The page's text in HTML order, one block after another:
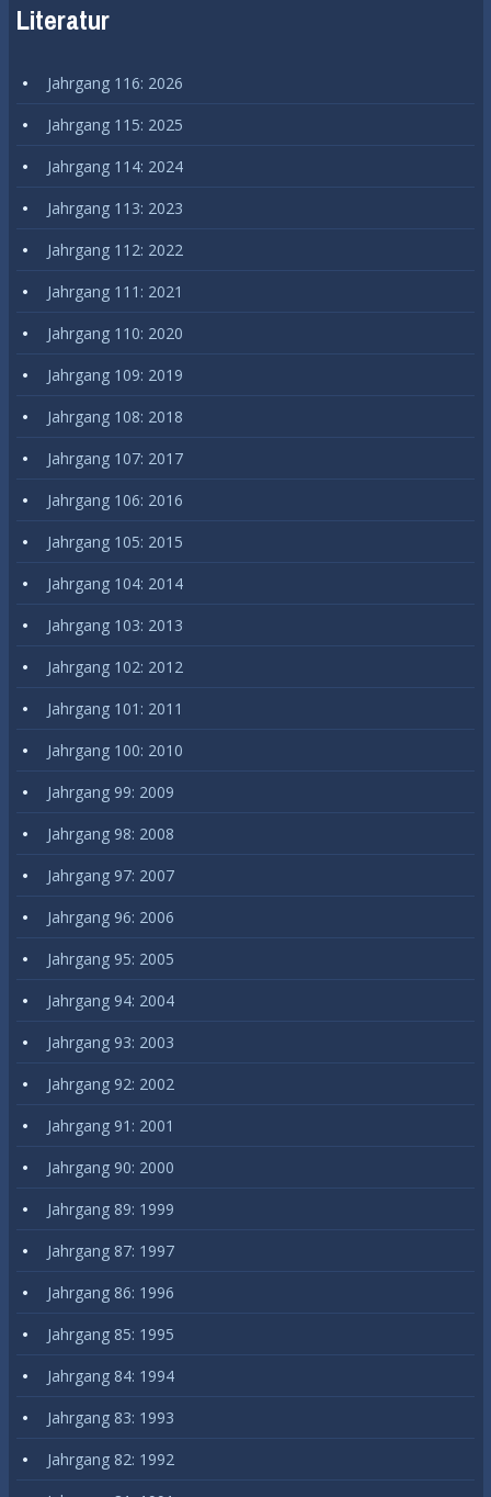
Literatur
Jahrgang 116: 2026
Jahrgang 115: 2025
Jahrgang 114: 2024
Jahrgang 113: 2023
Jahrgang 112: 2022
Jahrgang 111: 2021
Jahrgang 110: 2020
Jahrgang 109: 2019
Jahrgang 108: 2018
Jahrgang 107: 2017
Jahrgang 106: 2016
Jahrgang 105: 2015
Jahrgang 104: 2014
Jahrgang 103: 2013
Jahrgang 102: 2012
Jahrgang 101: 2011
Jahrgang 100: 2010
Jahrgang 99: 2009
Jahrgang 98: 2008
Jahrgang 97: 2007
Jahrgang 96: 2006
Jahrgang 95: 2005
Jahrgang 94: 2004
Jahrgang 93: 2003
Jahrgang 92: 2002
Jahrgang 91: 2001
Jahrgang 90: 2000
Jahrgang 89: 1999
Jahrgang 87: 1997
Jahrgang 86: 1996
Jahrgang 85: 1995
Jahrgang 84: 1994
Jahrgang 83: 1993
Jahrgang 82: 1992